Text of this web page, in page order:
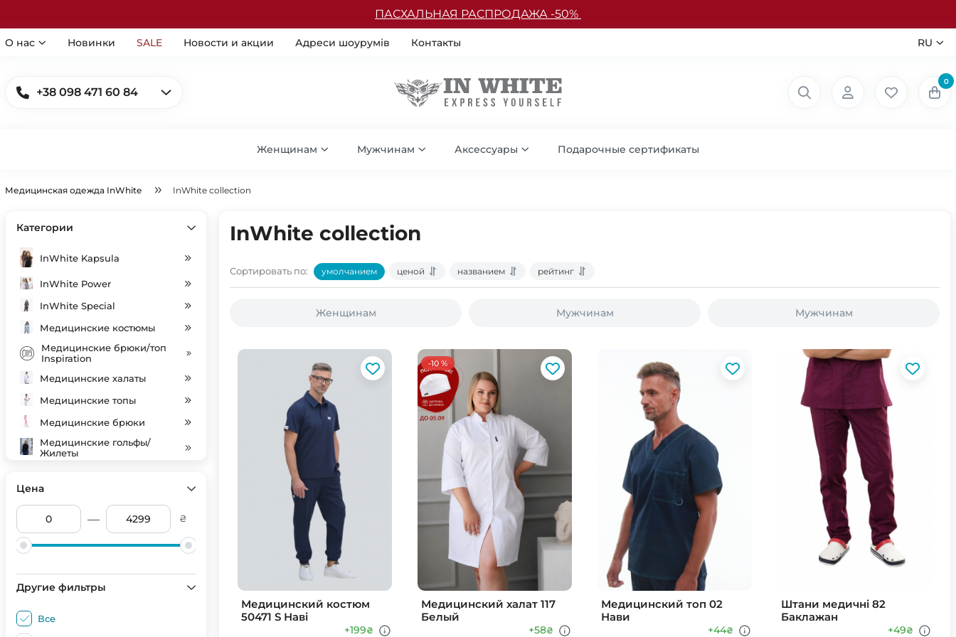
ПАСХАЛЬНАЯ РАСПРОДАЖА -50%
О нас Новинки SALE Новости и акции Адреси шоурумів Контакты RU
+38 098 471 60 84
0
Женщинам Мужчинам Аксессуары Подарочные сертификаты
Медицинская одежда InWhite InWhite collection
Категории
InWhite Kapsula
InWhite Power
InWhite Special
Медицинские костюмы
Медицинские брюки/топ
Inspiration
Медицинские халаты
Медицинские топы
Медицинские брюки
Медицинские гольфы/
Жилеты
Медицинские колпаки
SALE
Цена
— ₴
Другие фильтры
Все
InWhite collection
Сортировать по: умолчанием ценой названием рейтинг
Женщинам Мужчинам Мужчинам
Медицинский костюм
50471 S Наві
+199₴
-10 %
Медицинский халат 117
Белый
+58₴
Медицинский топ 02
Нави
+44₴
Штани медичні 82
Баклажан
+49₴